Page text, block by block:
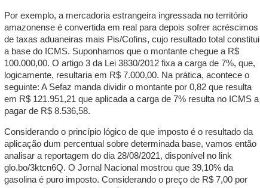
Por exemplo, a mercadoria estrangeira ingressada no território
amazonense é convertida em real para depois sofrer acréscimos
de taxas aduaneiras mais Pis/Cofins, cujo resultado total constitui
a base do ICMS. Suponhamos que o montante chegue a R$
100.000,00. O artigo 3 da Lei 3830/2012 fixa a carga de 7%, que,
logicamente, resultaria em R$ 7.000,00. Na prática, acontece o
seguinte: A Sefaz manda dividir o montante por 0,82 que resulta
em R$ 121.951,21 que aplicada a carga de 7% resulta no ICMS a
pagar de R$ 8.536,58.
Considerando o princípio lógico de que imposto é o resultado da
aplicação dum percentual sobre determinada base, vamos então
analisar a reportagem do dia 28/08/2021, disponível no link
glo.bo/3ktcn6Q. O Jornal Nacional mostrou que 39,10% da
gasolina é puro imposto. Considerando o preço de R$ 7,00 por